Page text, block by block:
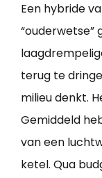
Een hybride
“ouderwetse”
terug te
milieu denkt.
Gemiddeld
van een
ketel. Qua